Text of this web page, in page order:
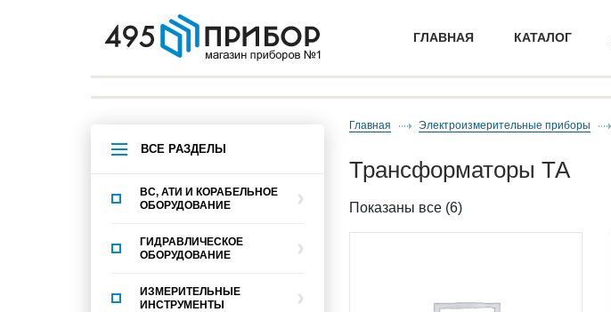
ГЛАВНАЯ КАТАЛОГ
ВСЕ РАЗДЕЛЫ
ВС, АТИ И КОРАБЕЛЬНОЕ
ОБОРУДОВАНИЕ
ГИДРАВЛИЧЕСКОЕ
ОБОРУДОВАНИЕ
ИЗМЕРИТЕЛЬНЫЕ
ИНСТРУМЕНТЫ
Главная Электроизмерительные приборы
трансформаторы ТА
Показаны все (6)